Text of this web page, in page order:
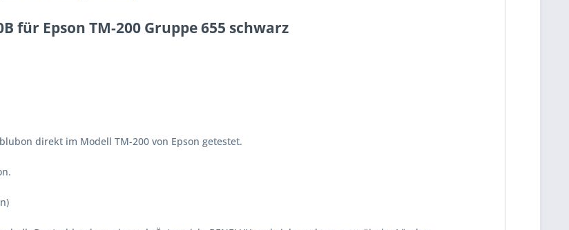
für Epson TM-200 Gruppe 655 schwarz
direkt im Modell TM-200 von Epson getestet.